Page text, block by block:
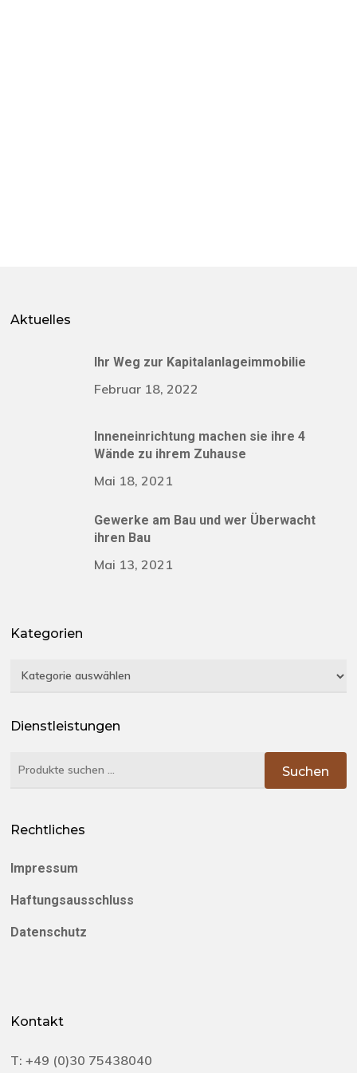
Aktuelles
Ihr Weg zur Kapitalanlageimmobilie
Februar 18, 2022
Inneneinrichtung machen sie ihre 4
Wände zu ihrem Zuhause
Mai 18, 2021
Gewerke am Bau und wer Überwacht
ihren Bau
Mai 13, 2021
Kategorien
Kategorien
Dienstleistungen
Suchen
Suchen
Rechtliches
Impressum
Haftungsausschluss
Datenschutz
Kontakt
T:+49 (0)30 75438040‬